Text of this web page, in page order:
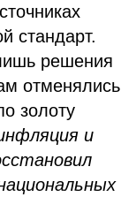
стандарт.
решения
отменялись
золоту
и